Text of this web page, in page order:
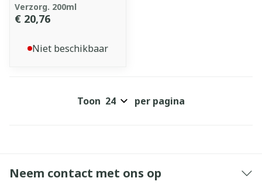
Verzorg. 200ml
€ 20,76
Niet beschikbaar
Toon per pagina
Neem contact met ons op